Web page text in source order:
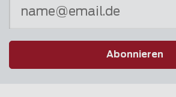
Abonnieren